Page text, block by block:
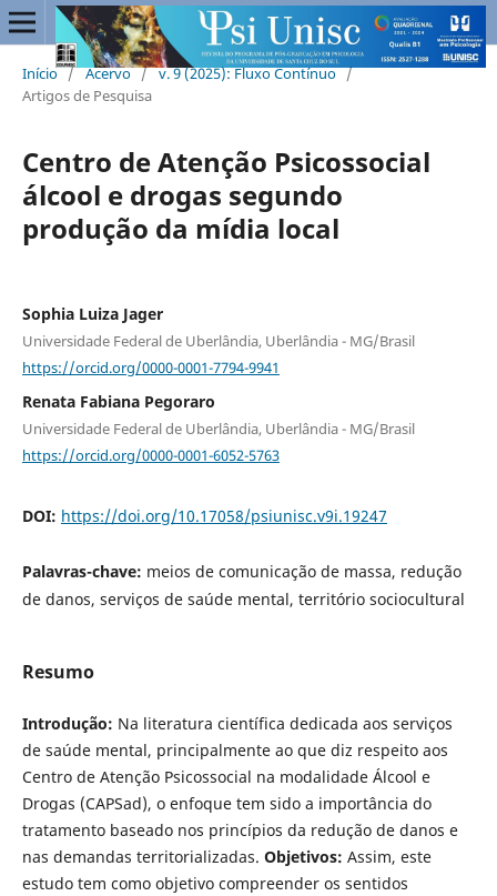
Início / Acervo / v. 9 (2025): Fluxo Contínuo /
Artigos de Pesquisa
Centro de Atenção Psicossocial
álcool e drogas segundo
produção da mídia local
Sophia Luiza Jager
Universidade Federal de Uberlândia, Uberlândia - MG/Brasil
https://orcid.org/0000-0001-7794-9941
Renata Fabiana Pegoraro
Universidade Federal de Uberlândia, Uberlândia - MG/Brasil
https://orcid.org/0000-0001-6052-5763
DOI: https://doi.org/10.17058/psiunisc.v9i.19247
Palavras-chave: meios de comunicação de massa, redução
de danos, serviços de saúde mental, território sociocultural
Resumo
Introdução: Na literatura científica dedicada aos serviços
de saúde mental, principalmente ao que diz respeito aos
Centro de Atenção Psicossocial na modalidade Álcool e
Drogas (CAPSad), o enfoque tem sido a importância do
tratamento baseado nos princípios da redução de danos e
nas demandas territorializadas. Objetivos: Assim, este
estudo tem como objetivo compreender os sentidos